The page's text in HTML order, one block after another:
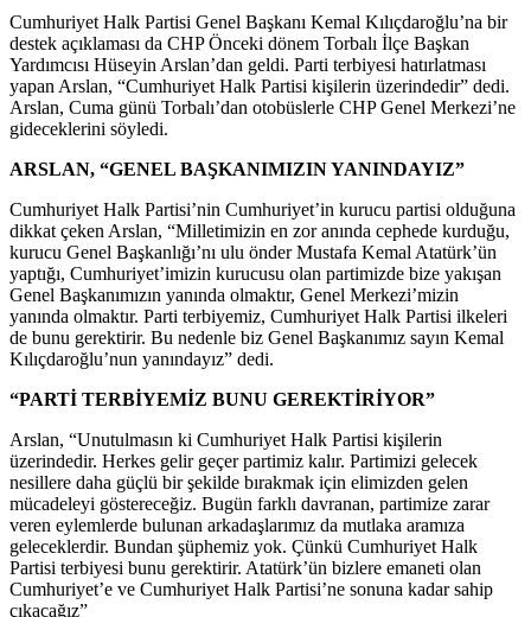
Cumhuriyet Halk Partisi Genel Başkanı Kemal Kılıçdaroğlu’na bir
destek açıklaması da CHP Önceki dönem Torbalı İlçe Başkan
Yardımcısı Hüseyin Arslan’dan geldi. Parti terbiyesi hatırlatması
yapan Arslan, “Cumhuriyet Halk Partisi kişilerin üzerindedir” dedi.
Arslan, Cuma günü Torbalı’dan otobüslerle CHP Genel Merkezi’ne
gideceklerini söyledi.
ARSLAN, “GENEL BAŞKANIMIZIN YANINDAYIZ”
Cumhuriyet Halk Partisi’nin Cumhuriyet’in kurucu partisi olduğuna
dikkat çeken Arslan, “Milletimizin en zor anında cephede kurduğu,
kurucu Genel Başkanlığı’nı ulu önder Mustafa Kemal Atatürk’ün
yaptığı, Cumhuriyet’imizin kurucusu olan partimizde bize yakışan
Genel Başkanımızın yanında olmaktır, Genel Merkezi’mizin
yanında olmaktır. Parti terbiyemiz, Cumhuriyet Halk Partisi ilkeleri
de bunu gerektirir. Bu nedenle biz Genel Başkanımız sayın Kemal
Kılıçdaroğlu’nun yanındayız” dedi.
“PARTİ TERBİYEMİZ BUNU GEREKTİRİYOR”
Arslan, “Unutulmasın ki Cumhuriyet Halk Partisi kişilerin
üzerindedir. Herkes gelir geçer partimiz kalır. Partimizi gelecek
nesillere daha güçlü bir şekilde bırakmak için elimizden gelen
mücadeleyi göstereceğiz. Bugün farklı davranan, partimize zarar
veren eylemlerde bulunan arkadaşlarımız da mutlaka aramıza
geleceklerdir. Bundan şüphemiz yok. Çünkü Cumhuriyet Halk
Partisi terbiyesi bunu gerektirir. Atatürk’ün bizlere emaneti olan
Cumhuriyet’e ve Cumhuriyet Halk Partisi’ne sonuna kadar sahip
çıkacağız”